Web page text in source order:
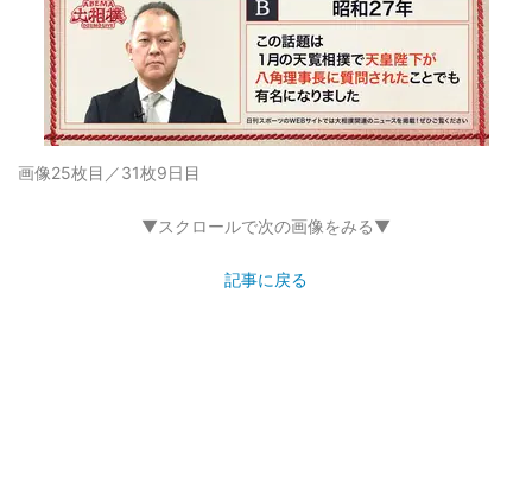
画像25枚目／31枚9日目
▼スクロールで次の画像をみる▼
記事に戻る